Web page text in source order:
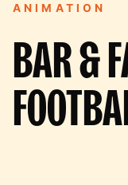
ANIMATION
BAR &